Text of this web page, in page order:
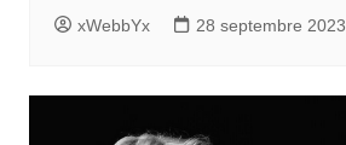
xWebbYx 28 septembre 2023